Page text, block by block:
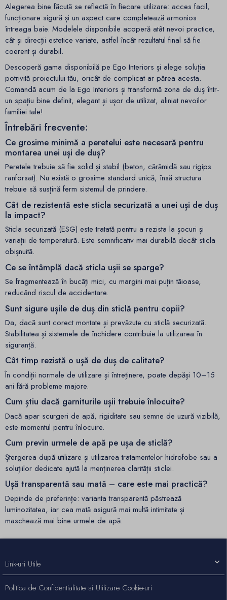
Alegerea bine făcută se reflectă în fiecare utilizare: acces facil,
funcționare sigură și un aspect care completează armonios
întreaga baie. Modelele disponibile acoperă atât nevoi practice,
cât și direcții estetice variate, astfel încât rezultatul final să fie
coerent și durabil.
Descoperă gama disponibilă pe Ego Interiors și alege soluția
potrivită proiectului tău, oricât de complicat ar părea acesta.
Comandă acum de la Ego Interiors și transformă zona de duș într-
un spațiu bine definit, elegant și ușor de utilizat, aliniat nevoilor
familiei tale!
Întrebări frecvente:
Ce grosime minimă a peretelui este necesară pentru
montarea unei uși de duș?
Peretele trebuie să fie solid și stabil (beton, cărămidă sau rigips
ranforsat). Nu există o grosime standard unică, însă structura
trebuie să susțină ferm sistemul de prindere.
Cât de rezistentă este sticla securizată a unei uși de duș
la impact?
Sticla securizată (ESG) este tratată pentru a rezista la șocuri și
variații de temperatură. Este semnificativ mai durabilă decât sticla
obișnuită.
Ce se întâmplă dacă sticla ușii se sparge?
Se fragmentează în bucăți mici, cu margini mai puțin tăioase,
reducând riscul de accidentare.
Sunt sigure ușile de duș din sticlă pentru copii?
Da, dacă sunt corect montate și prevăzute cu sticlă securizată.
Stabilitatea și sistemele de închidere contribuie la utilizarea în
siguranță.
Cât timp rezistă o ușă de duș de calitate?
În condiții normale de utilizare și întreținere, poate depăși 10–15
ani fără probleme majore.
Cum știu dacă garniturile ușii trebuie înlocuite?
Dacă apar scurgeri de apă, rigiditate sau semne de uzură vizibilă,
este momentul pentru înlocuire.
Cum previn urmele de apă pe ușa de sticlă?
Ștergerea după utilizare și utilizarea tratamentelor hidrofobe sau a
soluțiilor dedicate ajută la menținerea clarității sticlei.
Ușă transparentă sau mată – care este mai practică?
Depinde de preferințe: varianta transparentă păstrează
luminozitatea, iar cea mată asigură mai multă intimitate și
maschează mai bine urmele de apă.
Link-uri Utile
Politica de Confidentialitate si Utilizare Cookie-uri